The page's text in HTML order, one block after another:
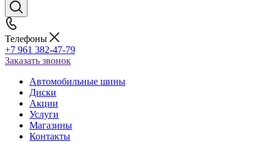
Телефоны
+7 961 382-47-79
Заказать звонок
Автомобильные шины
Диски
Акции
Услуги
Магазины
Контакты